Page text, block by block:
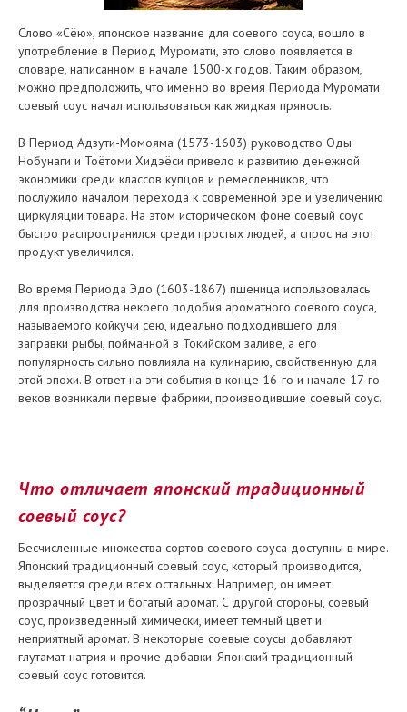
Слово «Сёю», японское название для соевого соуса, вошло в
употребление в Период Муромати, это слово появляется в
словаре, написанном в начале 1500-х годов. Таким образом,
можно предположить, что именно во время Периода Муромати
соевый соус начал использоваться как жидкая пряность.
В Период Адзути-Момояма (1573-1603) руководство Оды
Нобунаги и Тоётоми Хидэёси привело к развитию денежной
экономики среди классов купцов и ремесленников, что
послужило началом перехода к современной эре и увеличению
циркуляции товара. На этом историческом фоне соевый соус
быстро распространился среди простых людей, а спрос на этот
продукт увеличился.
Во время Периода Эдо (1603-1867) пшеница использовалась
для производства некоего подобия ароматного соевого соуса,
называемого койкучи сёю, идеально подходившего для
заправки рыбы, пойманной в Токийском заливе, а его
популярность сильно повлияла на кулинарию, свойственную для
этой эпохи. В ответ на эти события в конце 16-го и начале 17-го
веков возникали первые фабрики, производившие соевый соус.
Что отличает японский традиционный
соевый соус?
Бесчисленные множества сортов соевого соуса доступны в мире.
Японский традиционный соевый соус, который производится,
выделяется среди всех остальных. Например, он имеет
прозрачный цвет и богатый аромат. С другой стороны, соевый
соус, произведенный химически, имеет темный цвет и
неприятный аромат. В некоторые соевые соусы добавляют
глутамат натрия и прочие добавки. Японский традиционный
соевый соус готовится.